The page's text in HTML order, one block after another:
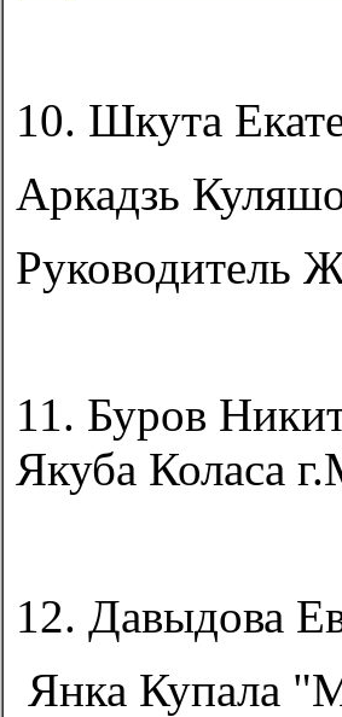
10. Шкута
Аркадзь
Руководитель
11. Буров
Якуба Коласа
12. Давыдова
Янка Купала